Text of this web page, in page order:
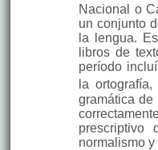
Nacional o
un conjunto
la lengua.
libros de
período
la
gramática
normalismo